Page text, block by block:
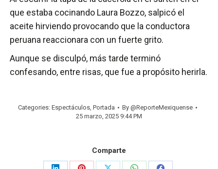
que estaba cocinando Laura Bozzo, salpicó el
aceite hirviendo provocando que la conductora
peruana reaccionara con un fuerte grito.
Aunque se disculpó, más tarde terminó
confesando, entre risas, que fue a propósito herirla.
Categories: Espectáculos, Portada By @ReporteMexiquense
25 marzo, 2025 9:44 PM
Comparte